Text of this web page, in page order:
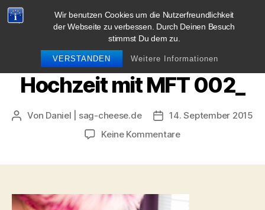
Wir benutzen Cookies um die Nutzerfreundlichkeit
der Webseite zu verbessen. Durch Deinen Besuch
stimmst Du dem zu.
VERSTANDEN Weitere Informationen
blog.sag-cheese.de
Hochzeit mit MFT 002_
Beitragsautor
Von Daniel | sag-cheese.de Beitragsdatum
14. September 2015
Keine Kommentarezu